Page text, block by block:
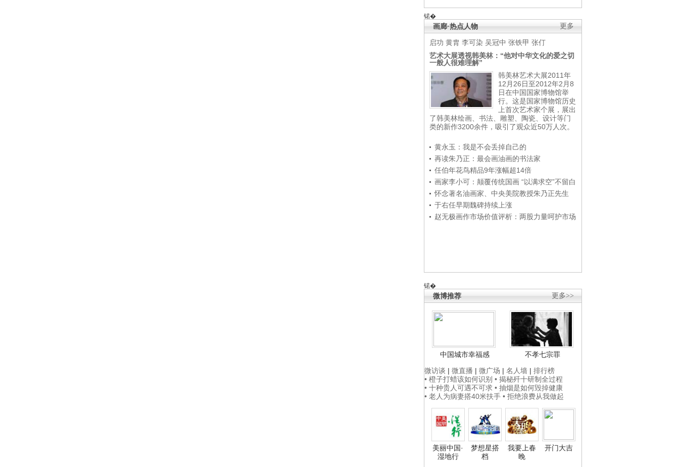
锘�
更多
画廊·热点人物
启功 黄胄 李可染 吴冠中 张铁甲 张仃
艺术大展透视韩美林：“他对中华文化的爱之切
一般人很难理解”
韩美林艺术大展2011年
12月26日至2012年2月8
日在中国国家博物馆举
行。这是国家博物馆历史
上首次艺术家个展，展出
了韩美林绘画、书法、雕塑、陶瓷、设计等门
类的新作3200余件，吸引了观众近50万人次。
黄永玉：我是不会丢掉自己的
再读朱乃正：最会画油画的书法家
任伯年花鸟精品9年涨幅超14倍
画家李小可：颠覆传统国画 “以满求空”不留白
怀念著名油画家、中央美院教授朱乃正先生
于右任早期魏碑持续上涨
赵无极画作市场价值评析：两股力量呵护市场
锘�
更多>>
微博推荐
中国城市幸福感
不孝七宗罪
微访谈 | 微直播 | 微广场 | 名人墙 | 排行榜
• 橙子打蜡该如何识别 • 揭秘歼十研制全过程
• 十种贵人可遇不可求 • 抽烟是如何毁掉健康
• 老人为病妻搭40米扶手 • 拒绝浪费从我做起
美丽中国·
湿地行
梦想星搭
档
我要上春
晚
开门大吉